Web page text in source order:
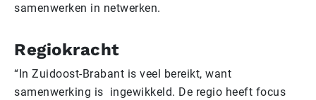
samenwerken in netwerken.
Regiokracht
“In Zuidoost-Brabant is veel bereikt, want
samenwerking is ingewikkeld. De regio heeft focus